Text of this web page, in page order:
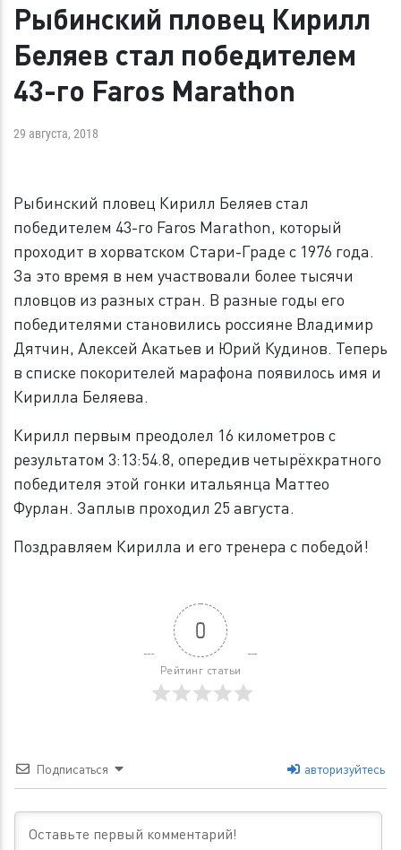
Рыбинский пловец Кирилл
Беляев стал победителем
43-го Faros Marathon
29 августа, 2018
Рыбинский пловец Кирилл Беляев стал
победителем 43-го Faros Marathon, который
проходит в хорватском Стари-Граде с 1976 года.
За это время в нем участвовали более тысячи
пловцов из разных стран. В разные годы его
победителями становились россияне Владимир
Дятчин, Алексей Акатьев и Юрий Кудинов. Теперь
в списке покорителей марафона появилось имя и
Кирилла Беляева.
Кирилл первым преодолел 16 километров с
результатом 3:13:54.8, опередив четырёхкратного
победителя этой гонки итальянца Маттео
Фурлан. Заплыв проходил 25 августа.
Поздравляем Кирилла и его тренера с победой!
0
Рейтинг статьи
Подписаться авторизуйтесь